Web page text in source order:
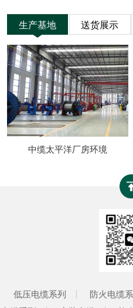
生产基地 送货展示
中缆太平洋厂房环境
低压电缆系列 防火电缆